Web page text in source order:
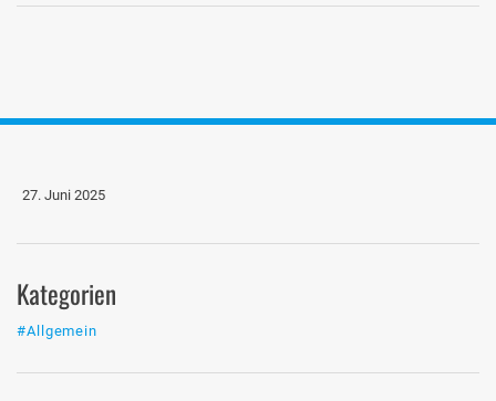
27. Juni 2025
Kategorien
#Allgemein